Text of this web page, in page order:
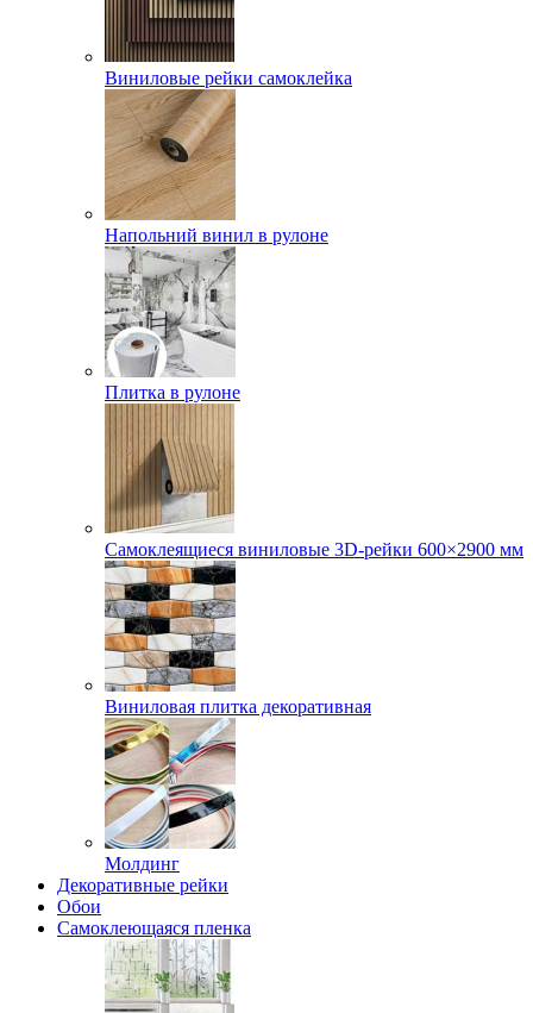
Виниловые рейки самоклейка
Напольний винил в рулоне
Плитка в рулоне
Самоклеящиеся виниловые 3D‑рейки 600×2900 мм
Виниловая плитка декоративная
Молдинг
Декоративные рейки
Обои
Самоклеющаяся пленка